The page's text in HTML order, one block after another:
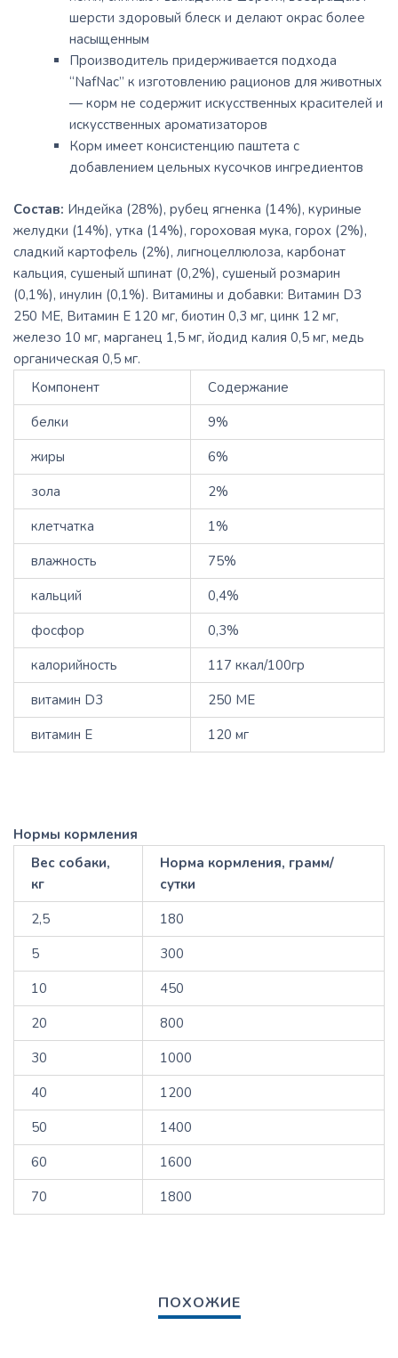
шерсти здоровый блеск и делают окрас более
насыщенным
Производитель придерживается подхода
“NafNac” к изготовлению рационов для животных
— корм не содержит искусственных красителей и
искусственных ароматизаторов
Корм имеет консистенцию паштета с
добавлением цельных кусочков ингредиентов
Состав: Индейка (28%), рубец ягненка (14%), куриные
желудки (14%), утка (14%), гороховая мука, горох (2%),
сладкий картофель (2%), лигноцеллюлоза, карбонат
кальция, сушеный шпинат (0,2%), сушеный розмарин
(0,1%), инулин (0,1%). Витамины и добавки: Витамин D3
250 МЕ, Витамин Е 120 мг, биотин 0,3 мг, цинк 12 мг,
железо 10 мг, марганец 1,5 мг, йодид калия 0,5 мг, медь
органическая 0,5 мг.
Компонент
Содержание
белки
9%
жиры
6%
зола
2%
клетчатка
1%
влажность
75%
кальций
0,4%
фосфор
0,3%
калорийность
117 ккал/100гр
витамин D3
250 ME
витамин E
120 мг
Нормы кормления
Вес собаки,
кг
Норма кормления, грамм/
сутки
2,5
180
5
300
10
450
20
800
30
1000
40
1200
50
1400
60
1600
70
1800
ПОХОЖИЕ